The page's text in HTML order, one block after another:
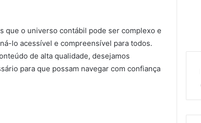
que o universo contábil pode ser complexo e
lo acessível e compreensível para todos.
de alta qualidade, desejamos
para que possam navegar com confiança